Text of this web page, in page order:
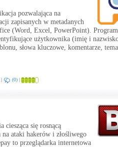
pozwalająca na
zapisanych w metadanych
(Word, Excel, PowerPoint).
użytkownika (imię i
słowa kluczowe, komentarze,
| (0) |
ciesząca się rosnącą
ataki hakerów i złośliwego
to przeglądarka internetowa